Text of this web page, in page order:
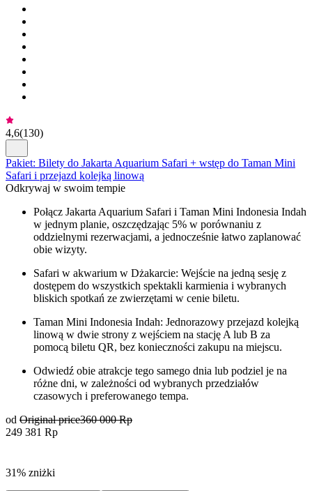
4,6(130)
Pakiet: Bilety do Jakarta Aquarium Safari + wstęp do Taman Mini
Safari i przejazd kolejką linową
Odkrywaj w swoim tempie
Połącz Jakarta Aquarium Safari i Taman Mini Indonesia Indah
w jednym planie, oszczędzając 5% w porównaniu z
oddzielnymi rezerwacjami, a jednocześnie łatwo zaplanować
obie wizyty.
Safari w akwarium w Dżakarcie: Wejście na jedną sesję z
dostępem do wszystkich spektakli karmienia i wybranych
bliskich spotkań ze zwierzętami w cenie biletu.
Taman Mini Indonesia Indah: Jednorazowy przejazd kolejką
linową w dwie strony z wejściem na stację A lub B za
pomocą biletu QR, bez konieczności zakupu na miejscu.
Odwiedź obie atrakcje tego samego dnia lub podziel je na
różne dni, w zależności od wybranych przedziałów
czasowych i preferowanego tempa.
od Original price360 000 Rp
249 381 Rp
31% zniżki